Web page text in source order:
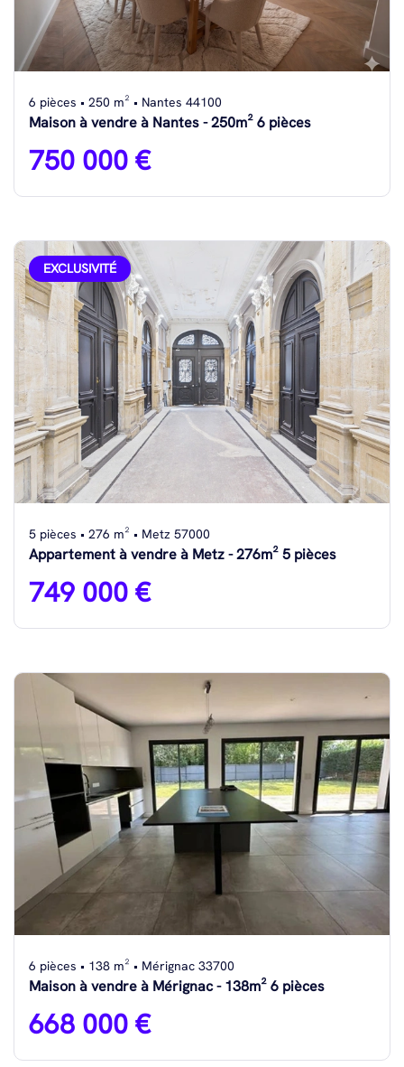
6 pièces • 250 m² • Nantes 44100
Maison à vendre à Nantes - 250m² 6 pièces
750 000 €
EXCLUSIVITÉ
5 pièces • 276 m² • Metz 57000
Appartement à vendre à Metz - 276m² 5 pièces
749 000 €
6 pièces • 138 m² • Mérignac 33700
Maison à vendre à Mérignac - 138m² 6 pièces
668 000 €